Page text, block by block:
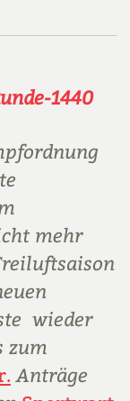
1440
mehr
wieder
zum
Anträge